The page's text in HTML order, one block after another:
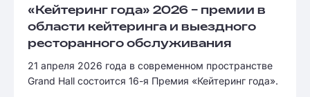
«Кейтеринг года» 2026 – премии в
области кейтеринга и выездного
ресторанного обслуживания
21 апреля 2026 года в современном пространстве
Grand Hall состоится 16-я Премия «Кейтеринг года».